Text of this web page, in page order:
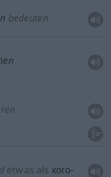
bedeuten
etwas als кого-